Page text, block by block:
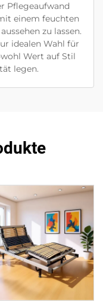
Pflegeaufwand
einem feuchten
zu lassen.
idealen Wahl für
Wert auf Stil
legen.